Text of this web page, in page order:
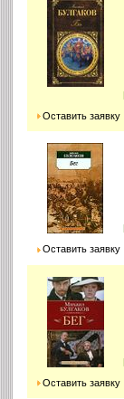
Оставить заявку
Оставить заявку
Оставить заявку